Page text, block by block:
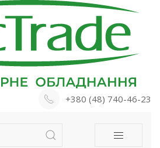
+380 (48) 740-46-23